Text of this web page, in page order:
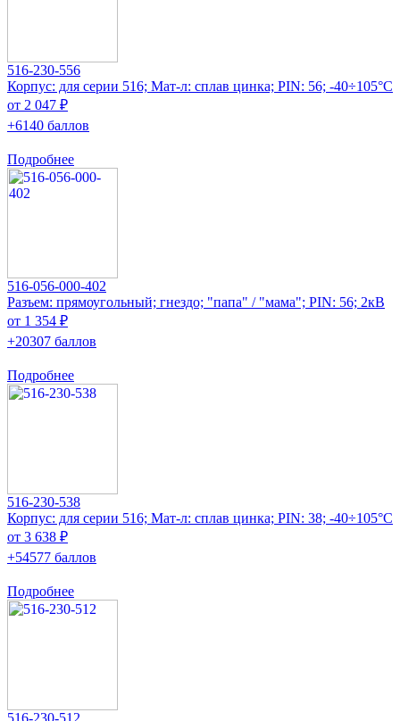
516-230-556
Корпус: для серии 516; Мат-л: сплав цинка; PIN: 56; -40÷105°C
от 2 047 ₽
+6140 баллов
Подробнее
516-056-000-402
Разъем: прямоугольный; гнездо; "папа" / "мама"; PIN: 56; 2кВ
от 1 354 ₽
+20307 баллов
Подробнее
516-230-538
Корпус: для серии 516; Мат-л: сплав цинка; PIN: 38; -40÷105°C
от 3 638 ₽
+54577 баллов
Подробнее
516-230-512